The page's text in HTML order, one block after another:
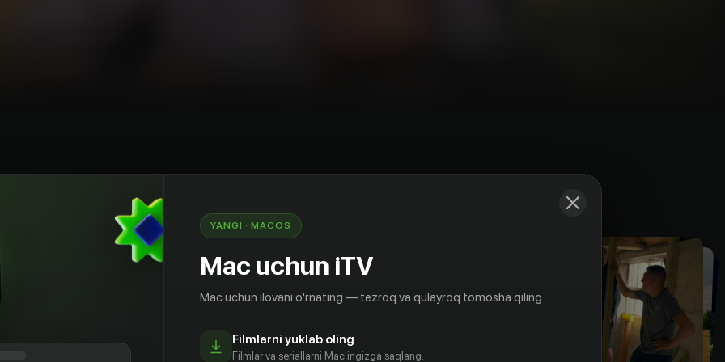
Джонс занимается разработкой
угодий в Западном Суссексе. Его
амбициозное строительство на фоне
показывая невиданную ранее сторону
YANGI · MACOS
Mac uchun iTV
Mac uchun ilovani o'rnating — tezroq va qulayroq tomosha qiling.
Filmlarni yuklab oling
Filmlar va seriallarni Mac'ingizga saqlang.